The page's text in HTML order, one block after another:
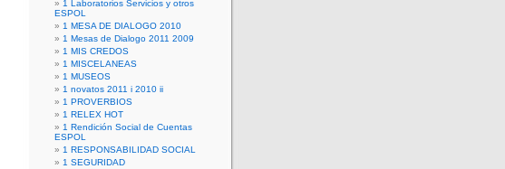
1 Laboratorios Servicios y otros
ESPOL
1 MESA DE DIALOGO 2010
1 Mesas de Dialogo 2011 2009
1 MIS CREDOS
1 MISCELANEAS
1 MUSEOS
1 novatos 2011 i 2010 ii
1 PROVERBIOS
1 RELEX HOT
1 Rendición Social de Cuentas
ESPOL
1 RESPONSABILIDAD SOCIAL
1 SEGURIDAD